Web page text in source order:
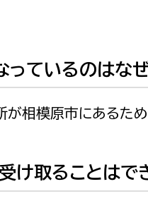
ているのはなぜ
相模原市にあるため
取ることはで